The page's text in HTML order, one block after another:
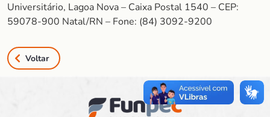
Universitário, Lagoa Nova – Caixa Postal 1540 – CEP:
59078-900 Natal/RN – Fone: (84) 3092-9200
Voltar